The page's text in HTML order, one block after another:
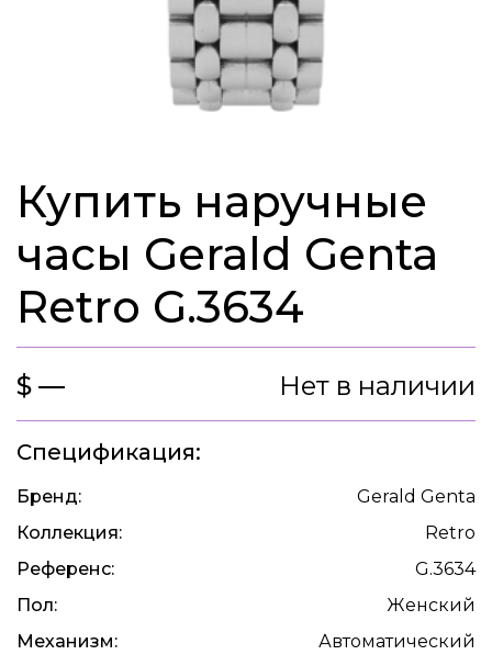
Купить наручные
часы Gerald Genta
Retro G.3634
$ — Нет в наличии
Спецификация:
Бренд:
Gerald Genta
Коллекция:
Retro
Референс:
G.3634
Пол:
Женский
Механизм:
Автоматический